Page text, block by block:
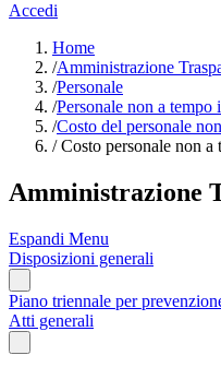
Accedi
Home
/Amministrazione
/Personale
/Personale non a tempo
/Costo del personale
/Costo personale non a
Amministrazione
Espandi Menu
Disposizioni generali
Piano triennale per
Atti generali